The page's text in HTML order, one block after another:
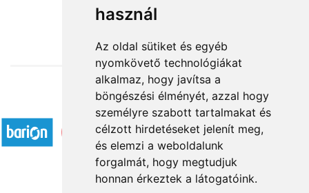
használ
Az oldal sütiket és egyéb
nyomkövető technológiákat
alkalmaz, hogy javítsa a
böngészési élményét, azzal hogy
személyre szabott tartalmakat és
célzott hirdetéseket jelenít meg,
és elemzi a weboldalunk
forgalmát, hogy megtudjuk
honnan érkeztek a látogatóink.
from HUF56,400
Accepted payment methods